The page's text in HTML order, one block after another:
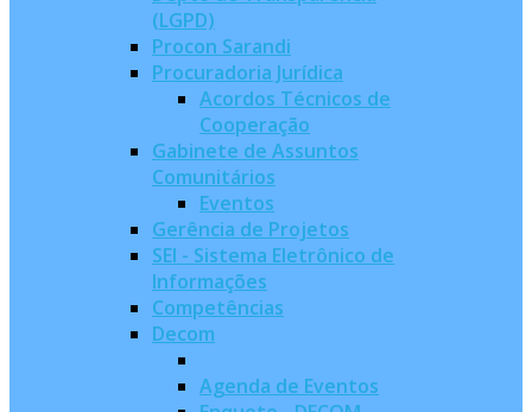
(LGPD)
Procon Sarandi
Procuradoria Jurídica
Acordos Técnicos de
Cooperação
Gabinete de Assuntos
Comunitários
Eventos
Gerência de Projetos
SEI - Sistema Eletrônico de
Informações
Competências
Decom
Agenda de Eventos